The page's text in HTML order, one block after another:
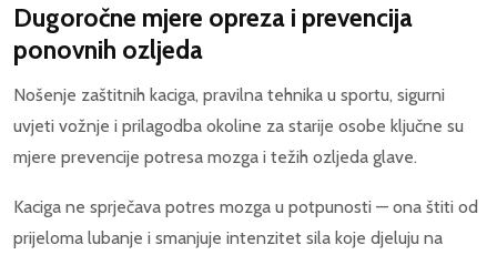
Dugoročne mjere opreza i prevencija
ponovnih ozljeda
Nošenje zaštitnih kaciga, pravilna tehnika u sportu, sigurni
uvjeti vožnje i prilagodba okoline za starije osobe ključne su
mjere prevencije potresa mozga i težih ozljeda glave.
Kaciga ne sprječava potres mozga u potpunosti — ona štiti od
prijeloma lubanje i smanjuje intenzitet sila koje djeluju na